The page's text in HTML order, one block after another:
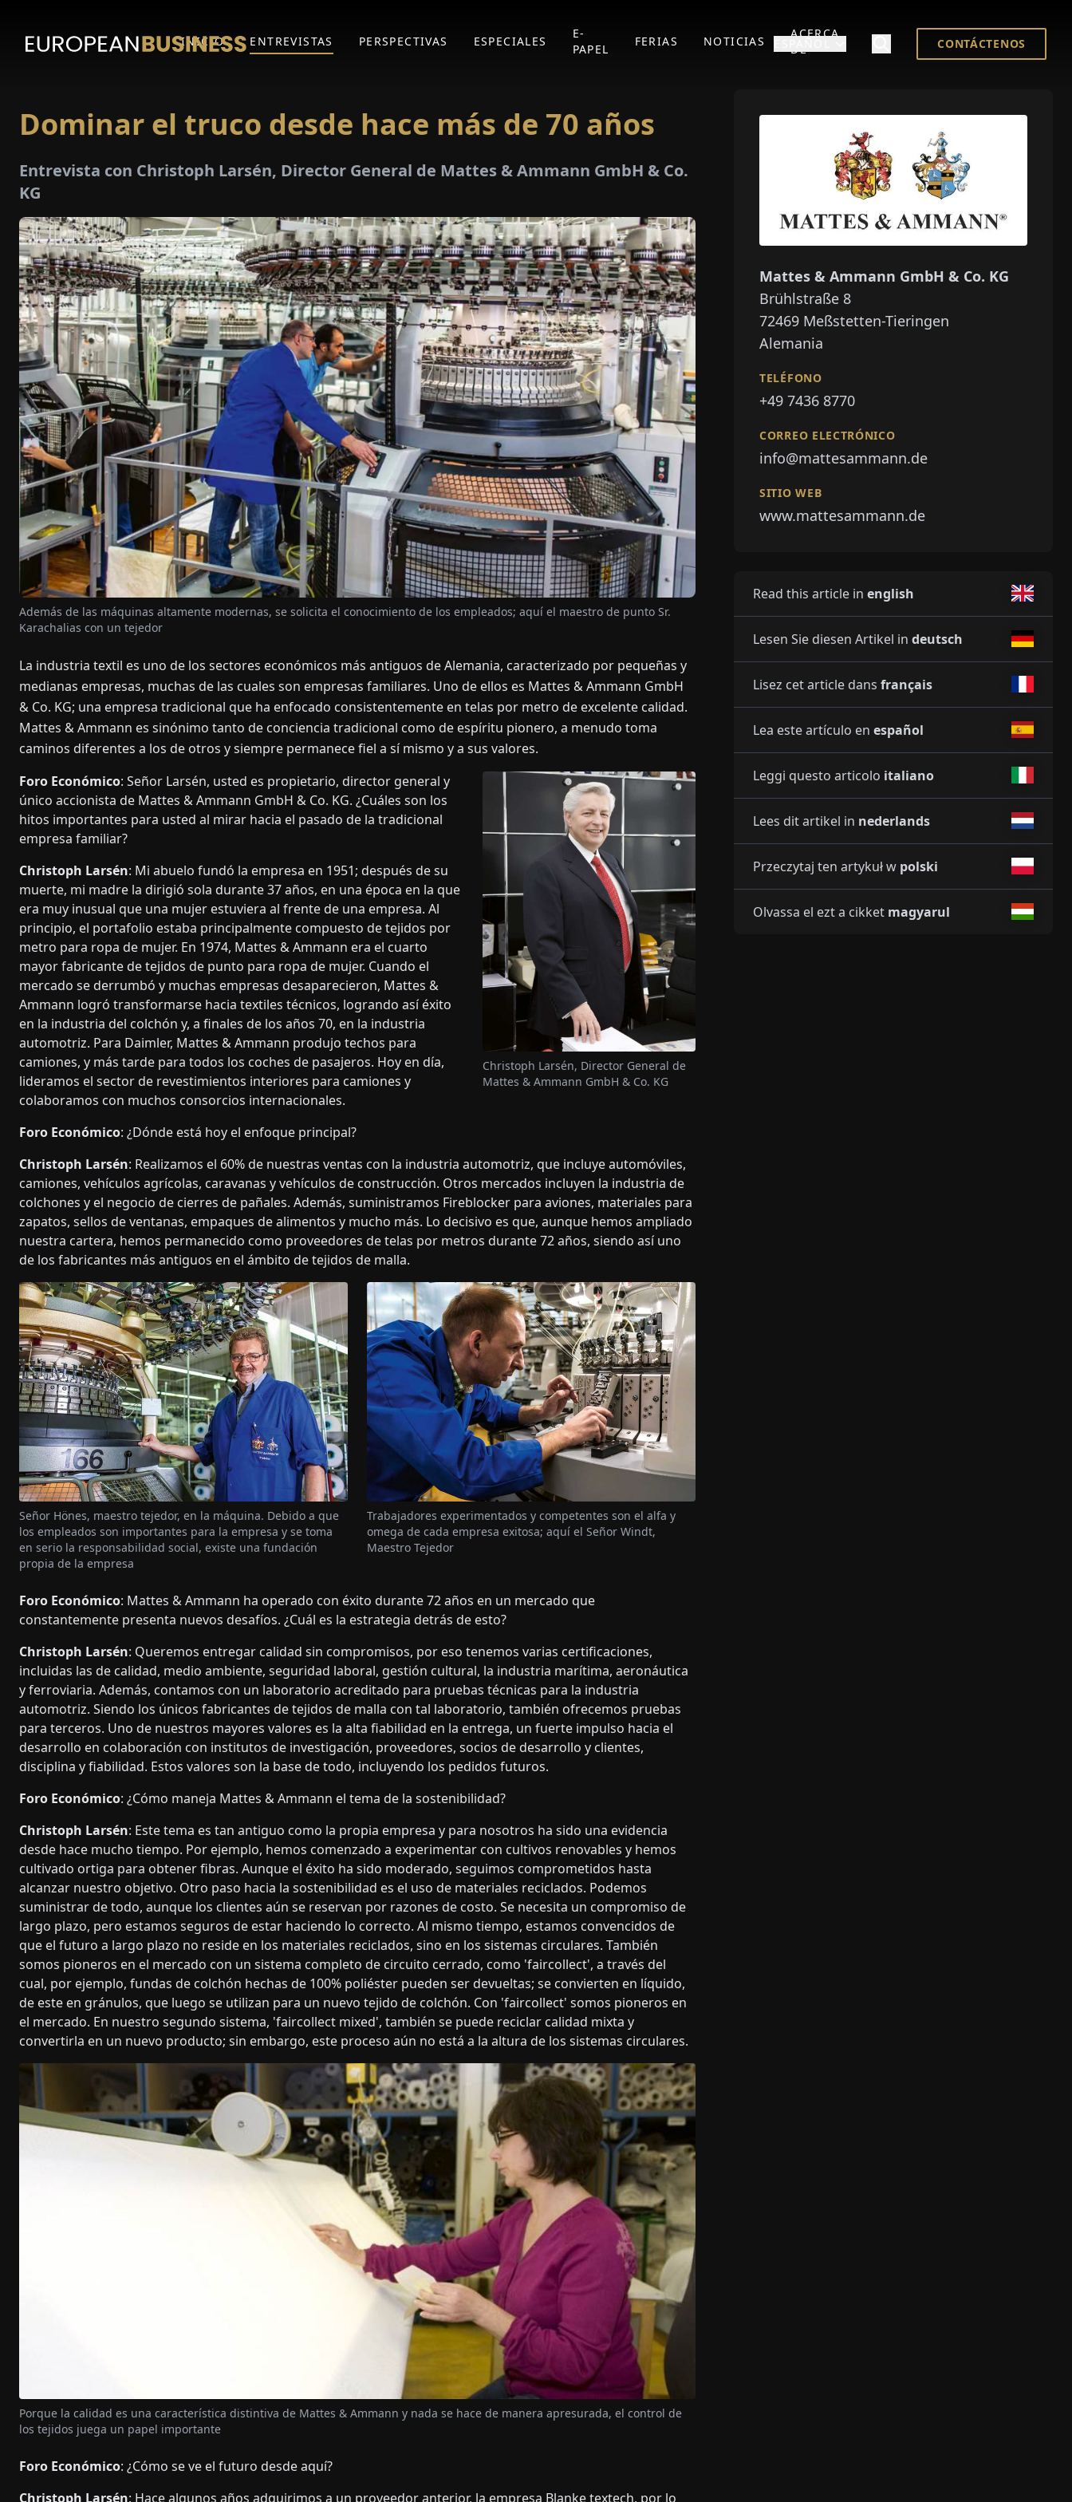
INICIO ENTREVISTAS PERSPECTIVAS ESPECIALES
E-
PAPEL
FERIAS NOTICIAS
ACERCA
DE
CONTÁCTENOS
Dominar el truco desde hace más de 70 años
Entrevista con Christoph Larsén, Director General de Mattes & Ammann GmbH & Co.
KG
Además de las máquinas altamente modernas, se solicita el conocimiento de los empleados; aquí el maestro de punto Sr.
Karachalias con un tejedor
La industria textil es uno de los sectores económicos más antiguos de Alemania, caracterizado por pequeñas y
medianas empresas, muchas de las cuales son empresas familiares. Uno de ellos es Mattes & Ammann GmbH
& Co. KG; una empresa tradicional que ha enfocado consistentemente en telas por metro de excelente calidad.
Mattes & Ammann es sinónimo tanto de conciencia tradicional como de espíritu pionero, a menudo toma
caminos diferentes a los de otros y siempre permanece fiel a sí mismo y a sus valores.
Foro Económico: Señor Larsén, usted es propietario, director general y
único accionista de Mattes & Ammann GmbH & Co. KG. ¿Cuáles son los
hitos importantes para usted al mirar hacia el pasado de la tradicional
empresa familiar?
Christoph Larsén: Mi abuelo fundó la empresa en 1951; después de su
muerte, mi madre la dirigió sola durante 37 años, en una época en la que
era muy inusual que una mujer estuviera al frente de una empresa. Al
principio, el portafolio estaba principalmente compuesto de tejidos por
metro para ropa de mujer. En 1974, Mattes & Ammann era el cuarto
mayor fabricante de tejidos de punto para ropa de mujer. Cuando el
mercado se derrumbó y muchas empresas desaparecieron, Mattes &
Ammann logró transformarse hacia textiles técnicos, logrando así éxito
en la industria del colchón y, a finales de los años 70, en la industria
automotriz. Para Daimler, Mattes & Ammann produjo techos para
camiones, y más tarde para todos los coches de pasajeros. Hoy en día,
lideramos el sector de revestimientos interiores para camiones y
colaboramos con muchos consorcios internacionales.
Christoph Larsén, Director General de
Mattes & Ammann GmbH & Co. KG
Foro Económico: ¿Dónde está hoy el enfoque principal?
Christoph Larsén: Realizamos el 60% de nuestras ventas con la industria automotriz, que incluye automóviles,
camiones, vehículos agrícolas, caravanas y vehículos de construcción. Otros mercados incluyen la industria de
colchones y el negocio de cierres de pañales. Además, suministramos Fireblocker para aviones, materiales para
zapatos, sellos de ventanas, empaques de alimentos y mucho más. Lo decisivo es que, aunque hemos ampliado
nuestra cartera, hemos permanecido como proveedores de telas por metros durante 72 años, siendo así uno
de los fabricantes más antiguos en el ámbito de tejidos de malla.
Señor Hönes, maestro tejedor, en la máquina. Debido a que
los empleados son importantes para la empresa y se toma
en serio la responsabilidad social, existe una fundación
propia de la empresa
Trabajadores experimentados y competentes son el alfa y
omega de cada empresa exitosa; aquí el Señor Windt,
Maestro Tejedor
Foro Económico: Mattes & Ammann ha operado con éxito durante 72 años en un mercado que
constantemente presenta nuevos desafíos. ¿Cuál es la estrategia detrás de esto?
Christoph Larsén: Queremos entregar calidad sin compromisos, por eso tenemos varias certificaciones,
incluidas las de calidad, medio ambiente, seguridad laboral, gestión cultural, la industria marítima, aeronáutica
y ferroviaria. Además, contamos con un laboratorio acreditado para pruebas técnicas para la industria
automotriz. Siendo los únicos fabricantes de tejidos de malla con tal laboratorio, también ofrecemos pruebas
para terceros. Uno de nuestros mayores valores es la alta fiabilidad en la entrega, un fuerte impulso hacia el
desarrollo en colaboración con institutos de investigación, proveedores, socios de desarrollo y clientes,
disciplina y fiabilidad. Estos valores son la base de todo, incluyendo los pedidos futuros.
Foro Económico: ¿Cómo maneja Mattes & Ammann el tema de la sostenibilidad?
Christoph Larsén: Este tema es tan antiguo como la propia empresa y para nosotros ha sido una evidencia
desde hace mucho tiempo. Por ejemplo, hemos comenzado a experimentar con cultivos renovables y hemos
cultivado ortiga para obtener fibras. Aunque el éxito ha sido moderado, seguimos comprometidos hasta
alcanzar nuestro objetivo. Otro paso hacia la sostenibilidad es el uso de materiales reciclados. Podemos
suministrar de todo, aunque los clientes aún se reservan por razones de costo. Se necesita un compromiso de
largo plazo, pero estamos seguros de estar haciendo lo correcto. Al mismo tiempo, estamos convencidos de
que el futuro a largo plazo no reside en los materiales reciclados, sino en los sistemas circulares. También
somos pioneros en el mercado con un sistema completo de circuito cerrado, como 'faircollect', a través del
cual, por ejemplo, fundas de colchón hechas de 100% poliéster pueden ser devueltas; se convierten en líquido,
de este en gránulos, que luego se utilizan para un nuevo tejido de colchón. Con 'faircollect' somos pioneros en
el mercado. En nuestro segundo sistema, 'faircollect mixed', también se puede reciclar calidad mixta y
convertirla en un nuevo producto; sin embargo, este proceso aún no está a la altura de los sistemas circulares.
Porque la calidad es una característica distintiva de Mattes & Ammann y nada se hace de manera apresurada, el control de
los tejidos juega un papel importante
Foro Económico: ¿Cómo se ve el futuro desde aquí?
Christoph Larsén: Hace algunos años adquirimos a un proveedor anterior, la empresa Blanke textech, por lo
Mattes & Ammann GmbH & Co. KG
Brühlstraße 8
72469 Meßstetten-Tieringen
Alemania
TELÉFONO
+49 7436 8770
CORREO ELECTRÓNICO
info@mattesammann.de
SITIO WEB
www.mattesammann.de
Read this article in english
Lesen Sie diesen Artikel in deutsch
Lisez cet article dans français
Lea este artículo en español
Leggi questo articolo italiano
Lees dit artikel in nederlands
Przeczytaj ten artykuł w polski
Olvassa el ezt a cikket magyarul